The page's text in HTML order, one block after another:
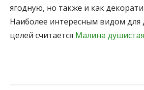
ягодную, но также и как
Наиболее интересным видом для
целей считается Малина душистая